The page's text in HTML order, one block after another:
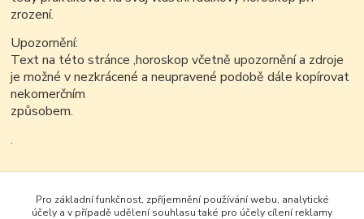
zrození.
Upozornění:
Text na této stránce ,horoskop včetně upozornění a zdroje
je možné v nezkrácené a neupravené podobě dále kopírovat
nekomerčním
způsobem.
.
.
Pro základní funkčnost, zpříjemnění používání webu, analytické
účely a v případě udělení souhlasu také pro účely cílení reklamy